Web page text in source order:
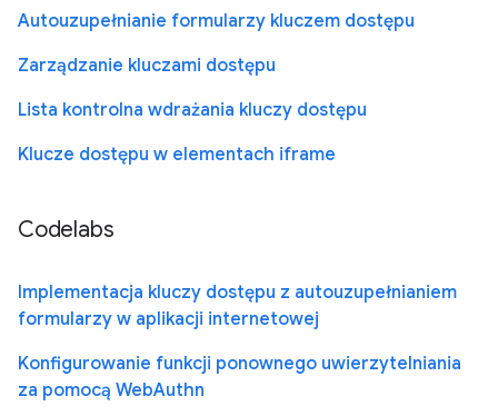
Autouzupełnianie formularzy kluczem dostępu
Zarządzanie kluczami dostępu
Lista kontrolna wdrażania kluczy dostępu
Klucze dostępu w elementach iframe
Codelabs
Implementacja kluczy dostępu z autouzupełnianiem
formularzy w aplikacji internetowej
Konfigurowanie funkcji ponownego uwierzytelniania
za pomocą WebAuthn